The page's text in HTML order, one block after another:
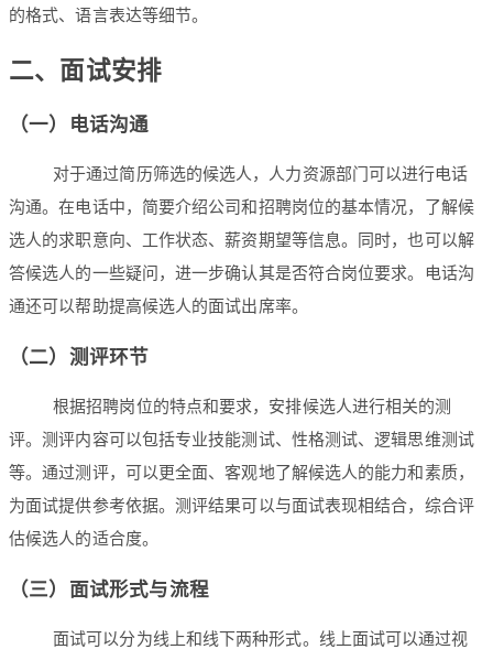
的格式、语言表达等细节。
二、面试安排
（一）电话沟通
对于通过简历筛选的候选人，人力资源部门可以进行电话
沟通。在电话中，简要介绍公司和招聘岗位的基本情况，了解候
选人的求职意向、工作状态、薪资期望等信息。同时，也可以解
答候选人的一些疑问，进一步确认其是否符合岗位要求。电话沟
通还可以帮助提高候选人的面试出席率。
（二）测评环节
根据招聘岗位的特点和要求，安排候选人进行相关的测
评。测评内容可以包括专业技能测试、性格测试、逻辑思维测试
等。通过测评，可以更全面、客观地了解候选人的能力和素质，
为面试提供参考依据。测评结果可以与面试表现相结合，综合评
估候选人的适合度。
（三）面试形式与流程
面试可以分为线上和线下两种形式。线上面试可以通过视